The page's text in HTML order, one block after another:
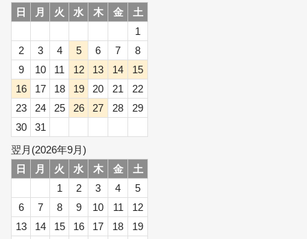
日
月 火 水 木 金
土
1
2
3 4 5 6 7
8
9
10 11 12 13 14
15
16
17 18 19 20 21
22
23
24 25 26 27 28
29
30
31
翌月(2026年9月)
日
月 火 水 木 金
土
1
2 3 4
5
6
7 8 9 10 11
12
13
14 15 16 17 18
19